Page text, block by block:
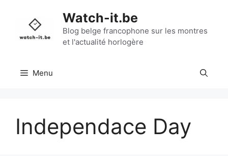
contenu
Watch-it.be
Blog belge francophone sur les montres
et l'actualité horlogère
Menu
Independace Day